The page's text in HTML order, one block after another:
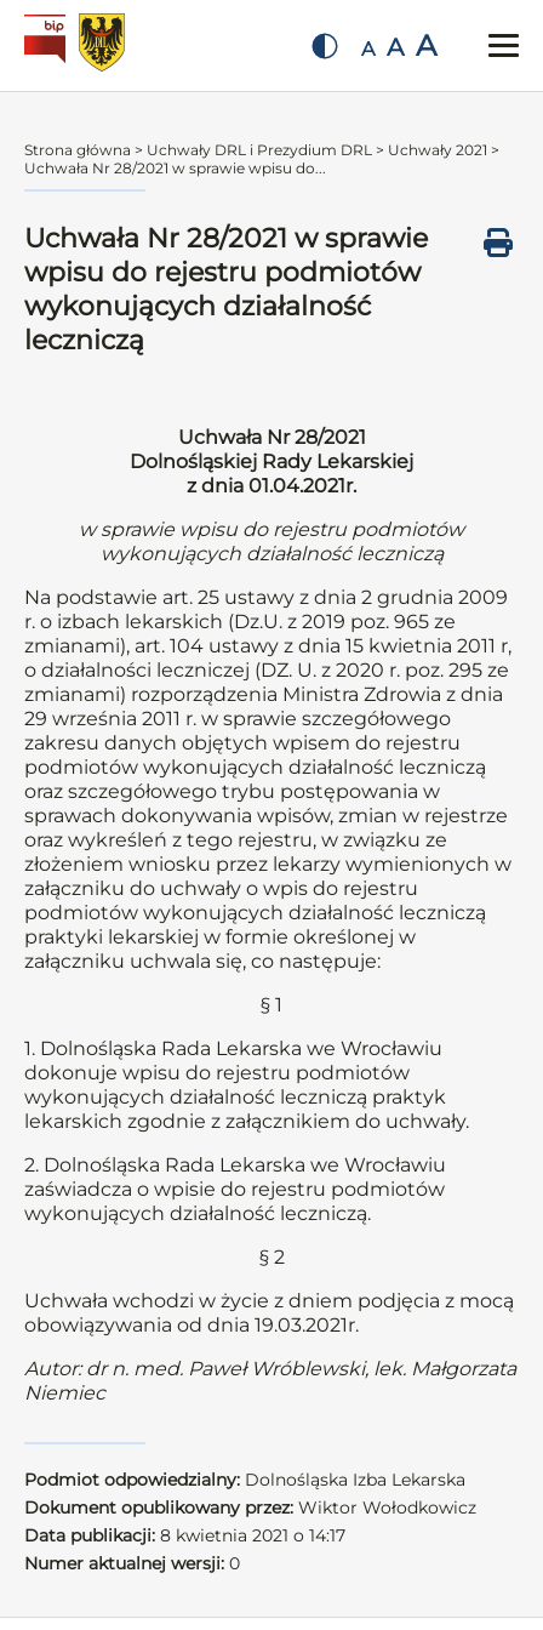
A A A
Strona główna > Uchwały DRL i Prezydium DRL > Uchwały 2021 >
Uchwała Nr 28/2021 w sprawie wpisu do...
Uchwała Nr 28/2021 w sprawie
wpisu do rejestru podmiotów
wykonujących działalność
leczniczą
Uchwała Nr 28/2021
Dolnośląskiej Rady Lekarskiej
z dnia 01.04.2021r.
w sprawie wpisu do rejestru podmiotów
wykonujących działalność leczniczą
Na podstawie art. 25 ustawy z dnia 2 grudnia 2009
r. o izbach lekarskich (Dz.U. z 2019 poz. 965 ze
zmianami), art. 104 ustawy z dnia 15 kwietnia 2011 r,
o działalności leczniczej (DZ. U. z 2020 r. poz. 295 ze
zmianami) rozporządzenia Ministra Zdrowia z dnia
29 września 2011 r. w sprawie szczegółowego
zakresu danych objętych wpisem do rejestru
podmiotów wykonujących działalność leczniczą
oraz szczegółowego trybu postępowania w
sprawach dokonywania wpisów, zmian w rejestrze
oraz wykreśleń z tego rejestru, w związku ze
złożeniem wniosku przez lekarzy wymienionych w
załączniku do uchwały o wpis do rejestru
podmiotów wykonujących działalność leczniczą
praktyki lekarskiej w formie określonej w
załączniku uchwala się, co następuje:
§ 1
1. Dolnośląska Rada Lekarska we Wrocławiu
dokonuje wpisu do rejestru podmiotów
wykonujących działalność leczniczą praktyk
lekarskich zgodnie z załącznikiem do uchwały.
2. Dolnośląska Rada Lekarska we Wrocławiu
zaświadcza o wpisie do rejestru podmiotów
wykonujących działalność leczniczą.
§ 2
Uchwała wchodzi w życie z dniem podjęcia z mocą
obowiązywania od dnia 19.03.2021r.
Autor: dr n. med. Paweł Wróblewski, lek. Małgorzata
Niemiec
Podmiot odpowiedzialny: Dolnośląska Izba Lekarska
Dokument opublikowany przez: Wiktor Wołodkowicz
Data publikacji: 8 kwietnia 2021 o 14:17
Numer aktualnej wersji: 0